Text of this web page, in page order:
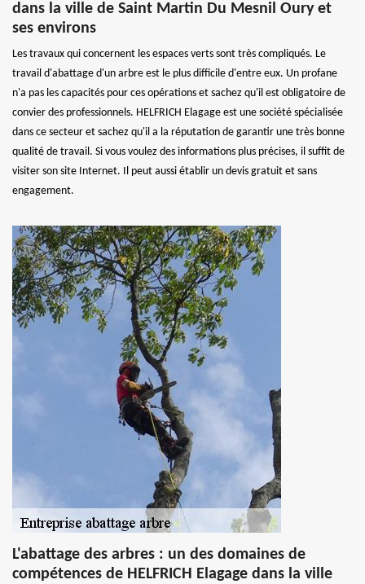
dans la ville de Saint Martin Du Mesnil Oury et
ses environs
Les travaux qui concernent les espaces verts sont très compliqués. Le
travail d'abattage d'un arbre est le plus difficile d'entre eux. Un profane
n'a pas les capacités pour ces opérations et sachez qu'il est obligatoire de
convier des professionnels. HELFRICH Elagage est une société spécialisée
dans ce secteur et sachez qu'il a la réputation de garantir une très bonne
qualité de travail. Si vous voulez des informations plus précises, il suffit de
visiter son site Internet. Il peut aussi établir un devis gratuit et sans
engagement.
L'abattage des arbres : un des domaines de
compétences de HELFRICH Elagage dans la ville